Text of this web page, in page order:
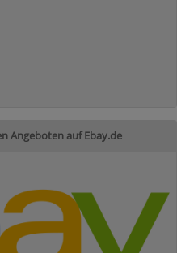
Angeboten auf Ebay.de